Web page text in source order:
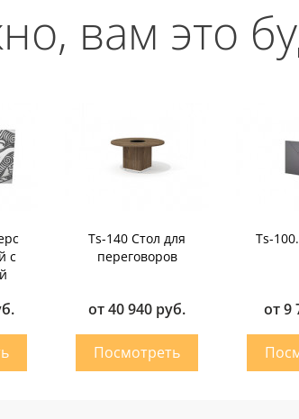
вам это
с
Ts-140 Стол для
переговоров
от 40 940 руб.
Ts-
от 9